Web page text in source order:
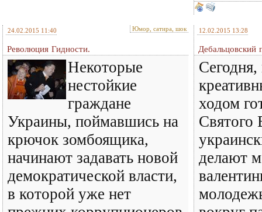
24.02.2015 11:40 Юмор, сатира, шок
Революция Гидности.
Некоторые
нестойкие
граждане
Украины, поймавшись на
крючок зомбоящика,
начинают задавать новой
демократической власти,
в которой уже нет
12.02.2015 13:28
Дебальцовский
Сегодня,
ходом
Святого
делают